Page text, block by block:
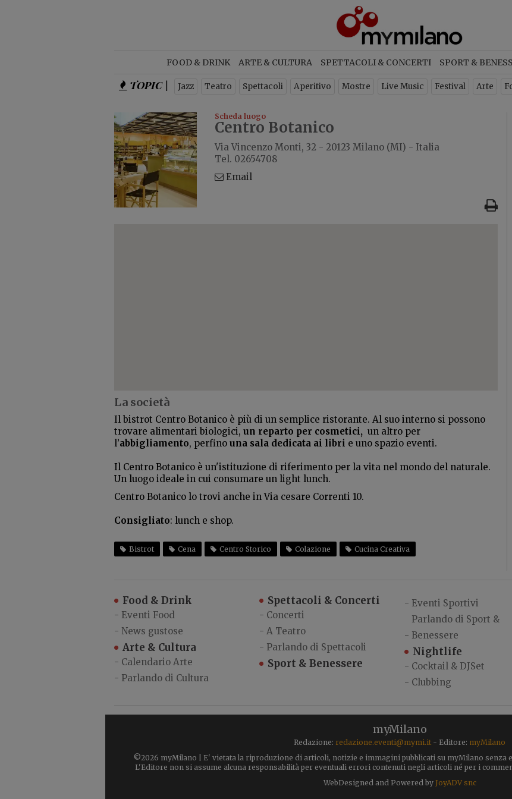
FOOD & DRINK ARTE & CULTURA SPETTACOLI & CONCERTI SPORT &
TOPIC | Jazz Teatro Spettacoli Aperitivo Mostre Live Music Festival Arte
Scheda luogo
Centro Botanico
Via Vincenzo Monti, 32 - 20123 Milano (MI) - Italia
Tel. 02654708
Email
La società
Il bistrot Centro Botanico è più di un semplice ristorante. Al suo interno si possono
trovare alimentari biologici, un reparto per cosmetici, un altro per
l’abbigliamento, perfino una sala dedicata ai libri e uno spazio eventi.
Il Centro Botanico è un'istituzione di riferimento per la vita nel mondo del naturale.
Un luogo ideale in cui consumare un light lunch.
Centro Botanico lo trovi anche in Via cesare Correnti 10.
Consigliato: lunch e shop.
Bistrot Cena Centro Storico Colazione Cucina Creativa
Food & Drink
- Eventi Food
- News gustose
Arte & Cultura
- Calendario Arte
- Parlando di Cultura
Spettacoli & Concerti
- Concerti
- A Teatro
- Parlando di Spettacoli
Sport & Benessere
- Eventi Sportivi
-
Parlando di Sport &
Benessere
Nightlife
- Cocktail & DJSet
- Clubbing
myMilano
Redazione: redazione.eventi@mymi.it - Editore: myMilano
©2026 myMilano | E' vietata la riproduzione di articoli, notizie e immagini pubblicati su myMilano senza
L'Editore non si assume alcuna responsabilità per eventuali errori contenuti negli articoli né per i
WebDesigned and Powered by JoyADV snc
Iscriviti per ricevere ogni
newsletter con gli eventi di
ISCRIVITI